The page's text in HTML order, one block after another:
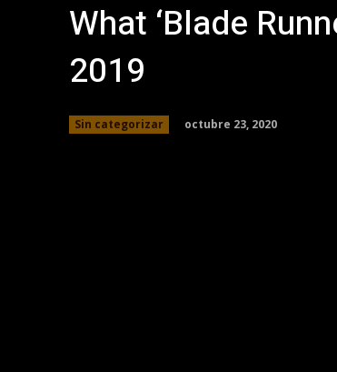
What ‘Blade
2019
Sin categorizar octubre 23, 2020